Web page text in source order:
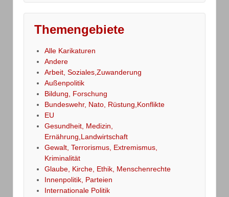
Themengebiete
Alle Karikaturen
Andere
Arbeit, Soziales,Zuwanderung
Außenpolitik
Bildung, Forschung
Bundeswehr, Nato, Rüstung,Konflikte
EU
Gesundheit, Medizin,
Ernährung,Landwirtschaft
Gewalt, Terrorismus, Extremismus,
Kriminalität
Glaube, Kirche, Ethik, Menschenrechte
Innenpolitik, Parteien
Internationale Politik